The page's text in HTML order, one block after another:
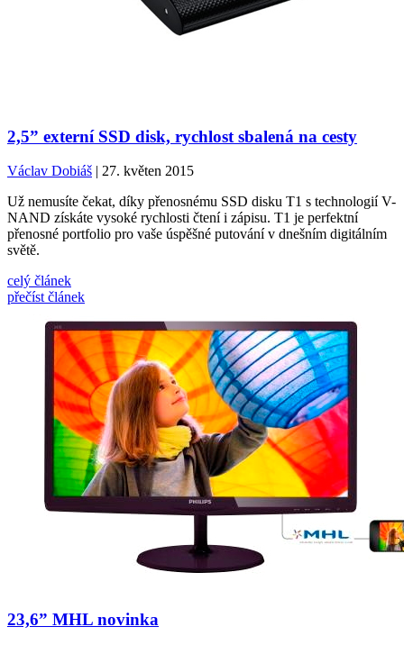
2,5” externí SSD disk, rychlost sbalená na cesty
Václav Dobiáš | 27. květen 2015
Už nemusíte čekat, díky přenosnému SSD disku T1 s technologií V-
NAND získáte vysoké rychlosti čtení i zápisu. T1 je perfektní
přenosné portfolio pro vaše úspěšné putování v dnešním digitálním
světě.
celý článek
přečíst článek
23,6” MHL novinka